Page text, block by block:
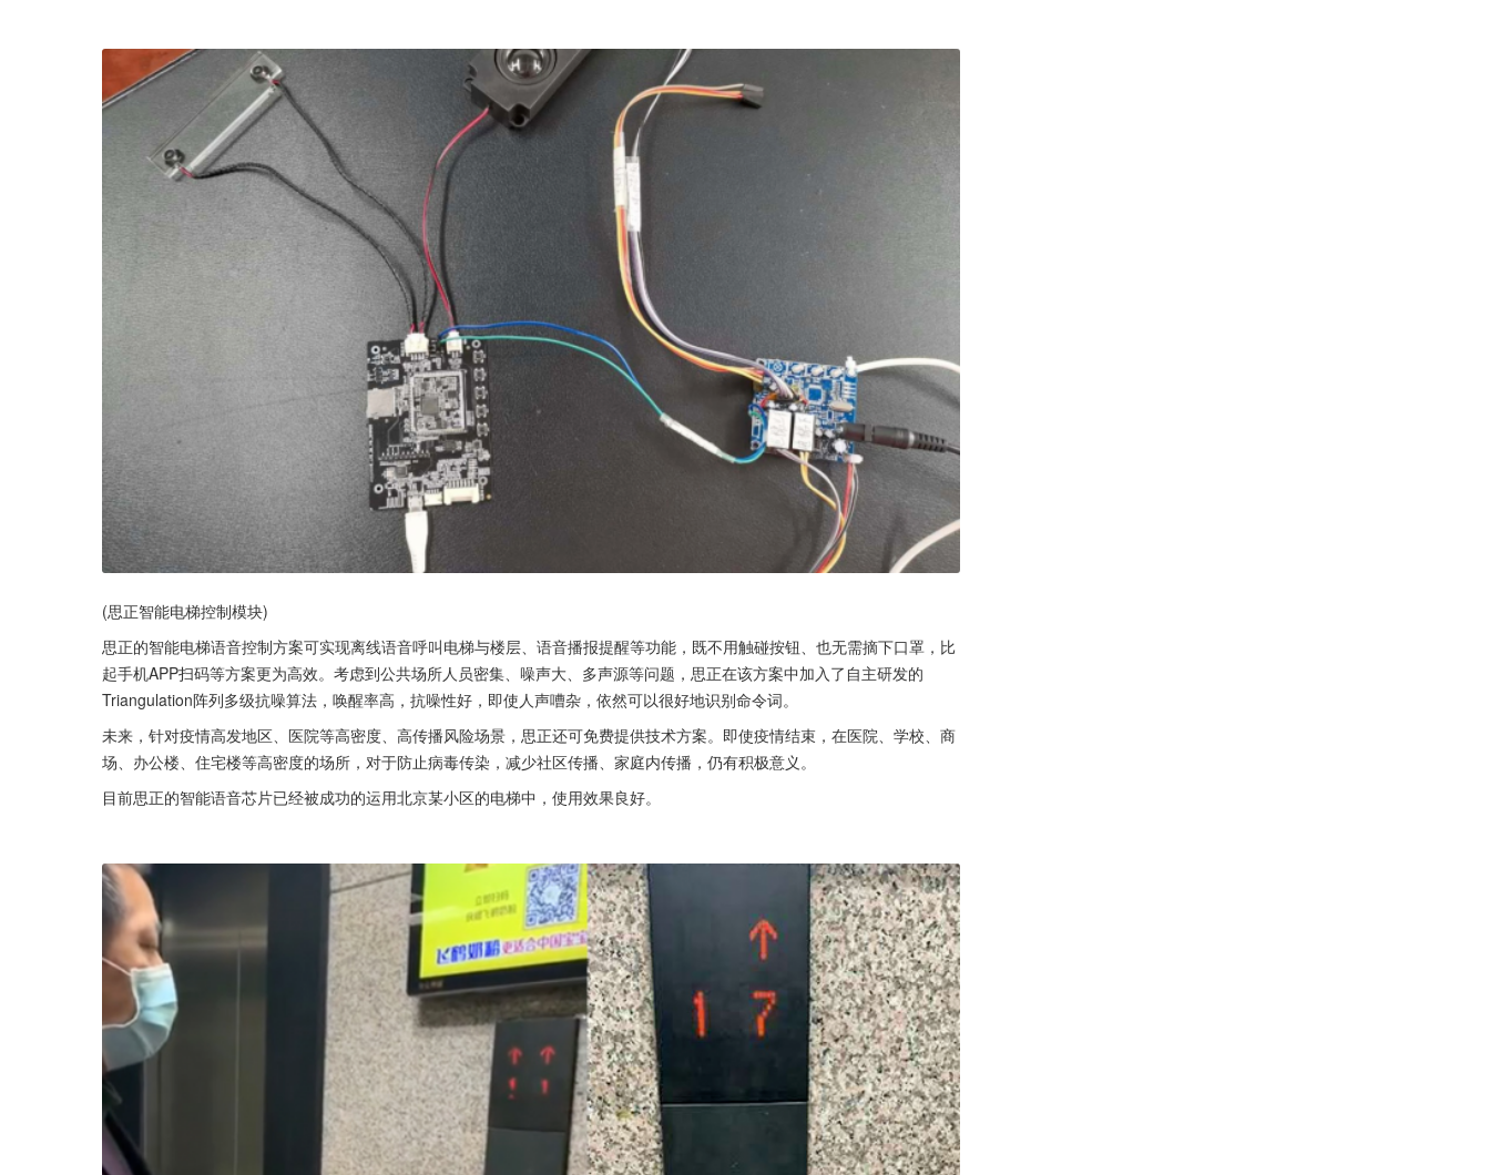
(思正智能电梯控制模块)
思正的智能电梯语音控制方案可实现离线语音呼叫电梯与楼层、语音播报提醒等功能，既不用触碰按钮、也无需摘下口罩，比
起手机APP扫码等方案更为高效。考虑到公共场所人员密集、噪声大、多声源等问题，思正在该方案中加入了自主研发的
Triangulation阵列多级抗噪算法，唤醒率高，抗噪性好，即使人声嘈杂，依然可以很好地识别命令词。
未来，针对疫情高发地区、医院等高密度、高传播风险场景，思正还可免费提供技术方案。即使疫情结束，在医院、学校、商
场、办公楼、住宅楼等高密度的场所，对于防止病毒传染，减少社区传播、家庭内传播，仍有积极意义。
目前思正的智能语音芯片已经被成功的运用北京某小区的电梯中，使用效果良好。